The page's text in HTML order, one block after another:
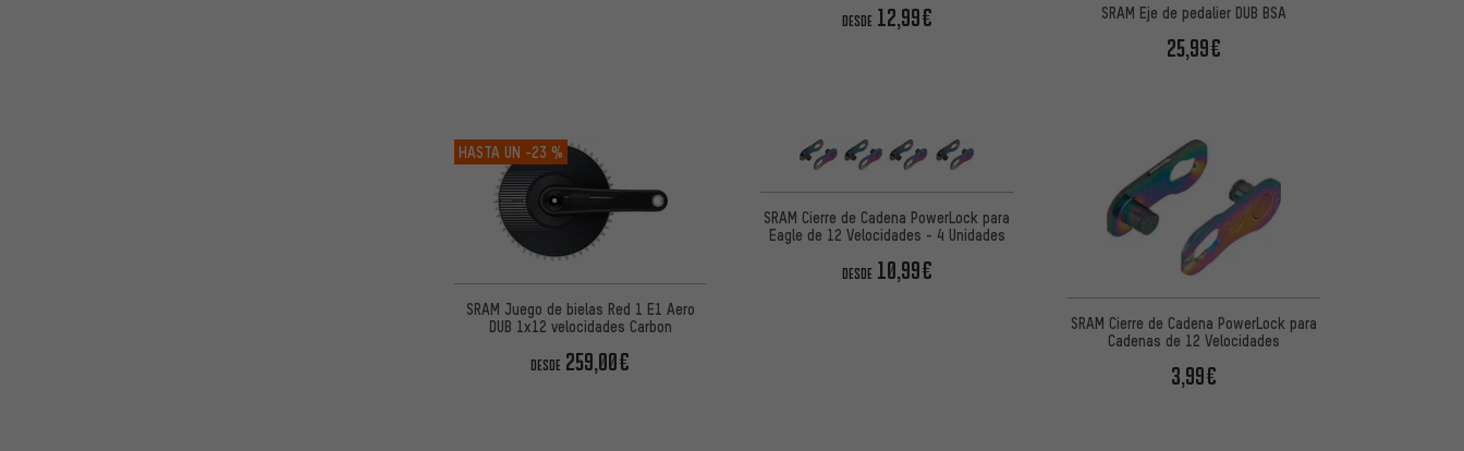
DESDE 12,99€ SRAM Eje de pedalier DUB BSA
25,99€
HASTA UN -23 %
SRAM Juego de bielas Red 1 E1 Aero
DUB 1x12 velocidades Carbon
DESDE 259,00€
SRAM Cierre de Cadena PowerLock para
Eagle de 12 Velocidades - 4 Unidades
DESDE 10,99€
SRAM Cierre de Cadena PowerLock para
Cadenas de 12 Velocidades
3,99€